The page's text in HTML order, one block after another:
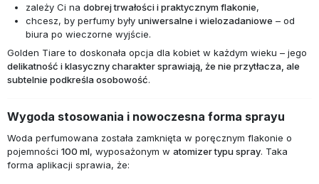
zależy Ci na dobrej trwałości i praktycznym flakonie,
chcesz, by perfumy były uniwersalne i wielozadaniowe – od
biura po wieczorne wyjście.
Golden Tiare to doskonała opcja dla kobiet w każdym wieku – jego
delikatność i klasyczny charakter sprawiają, że nie przytłacza, ale
subtelnie podkreśla osobowość.
Wygoda stosowania i nowoczesna forma sprayu
Woda perfumowana została zamknięta w poręcznym flakonie o
pojemności 100 ml, wyposażonym w atomizer typu spray. Taka
forma aplikacji sprawia, że: